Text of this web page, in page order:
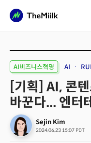
AI비즈니스혁명 AI
[기획] AI, 콘
바꾼다... 엔터
Sejin Kim
2024.06.23 15:07 PDT